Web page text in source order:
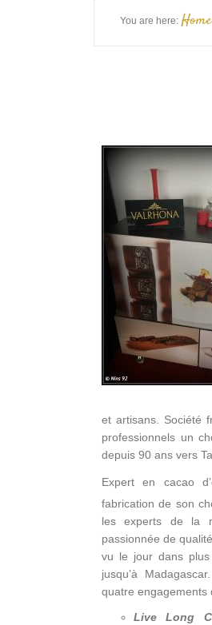
You are here: Home
et artisans. Société
professionnels un
depuis 90 ans vers
Expert en cacao
fabrication de son
les experts de la
passionnée de
vu le jour dans plus
jusqu’à
quatre engagements
Live Long